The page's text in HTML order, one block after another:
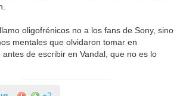
oligofrénicos no a los fans de Sony, sino
mentales que olvidaron tomar en
antes de escribir en Vandal, que no es lo